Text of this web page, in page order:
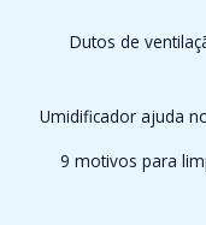
Dutos de
Umidificador ajuda
9 motivos para